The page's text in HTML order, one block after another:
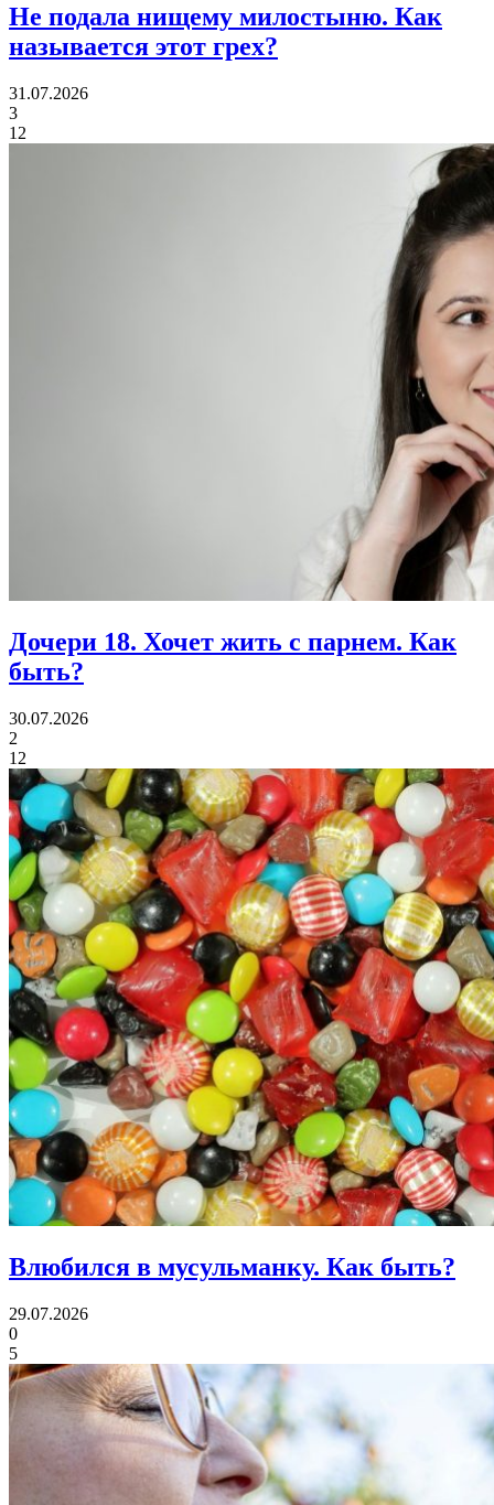
Не подала нищему милостыню. Как
называется этот грех?
31.07.2026
3
12
Дочери 18. Хочет жить с парнем. Как
быть?
30.07.2026
2
12
Влюбился в мусульманку. Как быть?
29.07.2026
0
5